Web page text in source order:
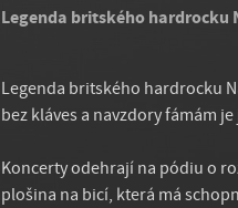
Legenda britského hardrocku
Legenda britského hardrocku
bez kláves a navzdory fámám
Koncerty odehrají na pódiu o
plošina na bicí, která má